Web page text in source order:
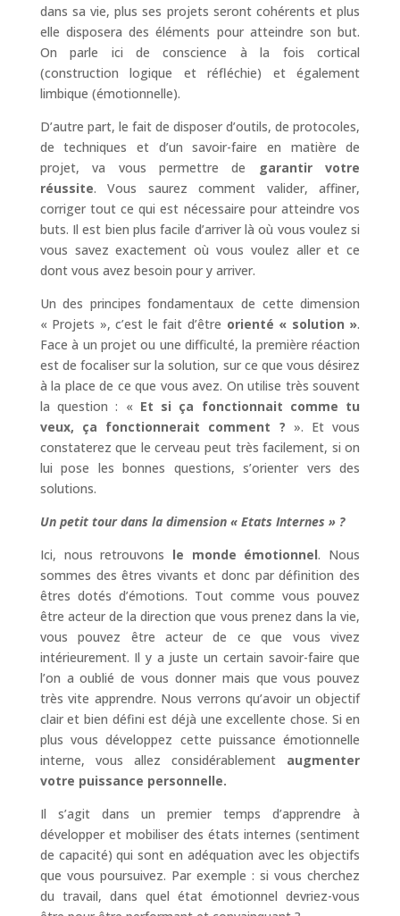
dans sa vie, plus ses projets seront cohérents et plus
elle disposera des éléments pour atteindre son but.
On parle ici de conscience à la fois cortical
(construction logique et réfléchie) et également
limbique (émotionnelle).
D’autre part, le fait de disposer d’outils, de protocoles,
de techniques et d’un savoir-faire en matière de
projet, va vous permettre de
garantir votre
réussite. Vous saurez comment valider, affiner,
corriger tout ce qui est nécessaire pour atteindre vos
buts. Il est bien plus facile d’arriver là où vous voulez si
vous savez exactement où vous voulez aller et ce
dont vous avez besoin pour y arriver.
Un des principes fondamentaux de cette dimension
« Projets », c’est le fait d’être orienté « solution ».
Face à un projet ou une difficulté, la première réaction
est de focaliser sur la solution, sur ce que vous désirez
à la place de ce que vous avez. On utilise très souvent
la question : « Et si ça fonctionnait comme tu
veux, ça fonctionnerait comment ? ». Et vous
constaterez que le cerveau peut très facilement, si on
lui pose les bonnes questions, s’orienter vers des
solutions.
Un petit tour dans la dimension « Etats Internes » ?
Ici, nous retrouvons le monde émotionnel. Nous
sommes des êtres vivants et donc par définition des
êtres dotés d’émotions. Tout comme vous pouvez
être acteur de la direction que vous prenez dans la vie,
vous pouvez être acteur de ce que vous vivez
intérieurement. Il y a juste un certain savoir-faire que
l’on a oublié de vous donner mais que vous pouvez
très vite apprendre. Nous verrons qu’avoir un objectif
clair et bien défini est déjà une excellente chose. Si en
plus vous développez cette puissance émotionnelle
interne, vous allez considérablement augmenter
votre puissance personnelle.
Il s’agit dans un premier temps d’apprendre à
développer et mobiliser des états internes (sentiment
de capacité) qui sont en adéquation avec les objectifs
que vous poursuivez. Par exemple : si vous cherchez
du travail, dans quel état émotionnel devriez-vous